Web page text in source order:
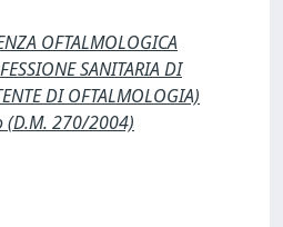
OFTALMOLOGICA
SANITARIA DI
DI OFTALMOLOGIA)
(D.M. 270/2004)